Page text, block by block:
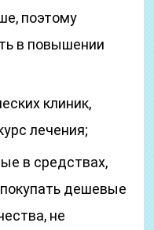
поэтому
в повышении
клиник,
лечения;
в средствах,
дешевые
не